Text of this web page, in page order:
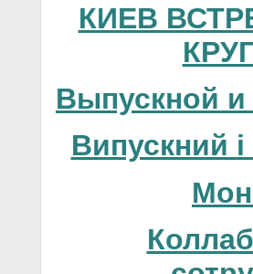
КИЕВ
Выпускной и
Випускний